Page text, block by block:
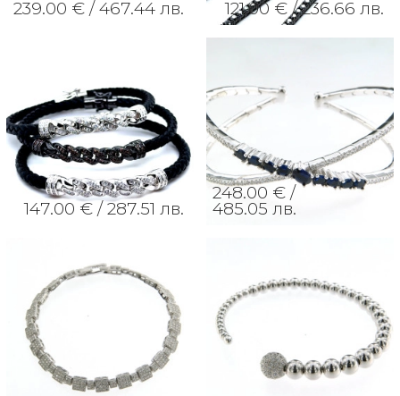
239.00 € / 467.44 лв. 121.00 € / 236.66 лв.
147.00 € / 287.51 лв.
248.00 € /
485.05 лв.